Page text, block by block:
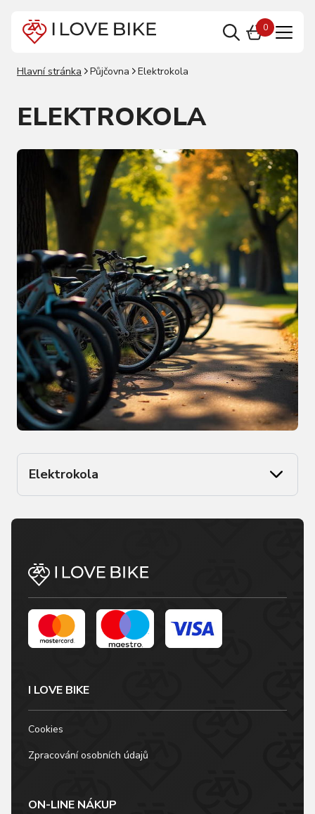
0
Hlavní stránka Půjčovna Elektrokola
ELEKTROKOLA
Elektrokola
I LOVE BIKE
Cookies
Zpracování osobních údajů
ON-LINE NÁKUP